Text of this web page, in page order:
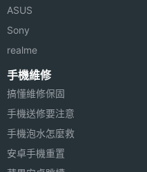
ASUS
Sony
realme
手機維修
搞懂維修保固
手機送修要注意
手機泡水怎麼救
安卓手機重置